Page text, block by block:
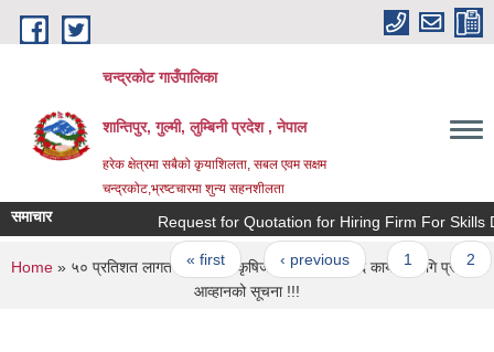
Skip to main content
चन्द्रकोट गाउँपालिका
शान्तिपुर, गुल्मी, लुम्बिनी प्रदेश , नेपाल
हरेक क्षेत्रमा सबैको कृयाशिलता, सबल एवम सक्षम
चन्द्रकोट,भ्रष्टचारमा शुन्य सहनशीलता
समाचार Request for Quotation for Hiring Firm For Skills
Pages
« first ‹ previous 1 2
You are here
Home » ५० प्रतिशत लागत साझेदारीमा कृषिजन्य उपकरण खरिद कार्यको लागि प्रस्ताव
आव्हानको सूचना !!!